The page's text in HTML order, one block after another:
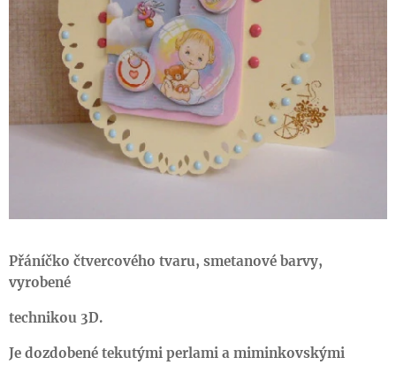
Přáníčko čtvercového tvaru, smetanové barvy,
vyrobené
technikou 3D.
Je dozdobené tekutými perlami a miminkovskými